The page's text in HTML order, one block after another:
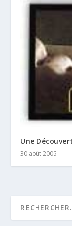
Une
30 août 2006